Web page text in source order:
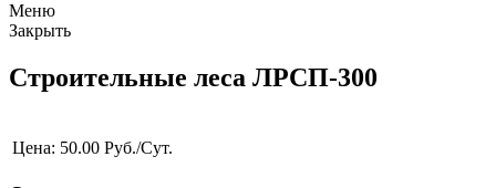
Меню
Закрыть
Строительные леса ЛРСП-300
Цена: 50.00 Руб./Сут.